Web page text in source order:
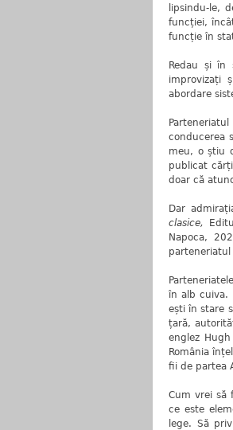
lipsindu-le,
funcției,
funcție în
Redau și
improvizați
abordare
conducerea
meu, o știu
publicat
doar că
Dar
clasice,
Napoca,
în alb cuiva.
ești în stare
țară,
englez
România
fii de partea
Cum vrei să
ce este
lege. Să